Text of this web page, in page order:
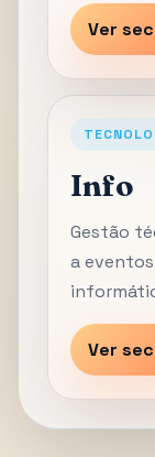
Ver
Info
Gestão
a
Ver